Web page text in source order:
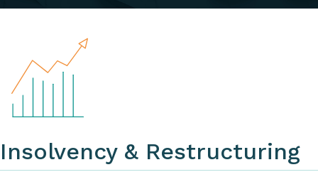
Insolvency & Restructuring